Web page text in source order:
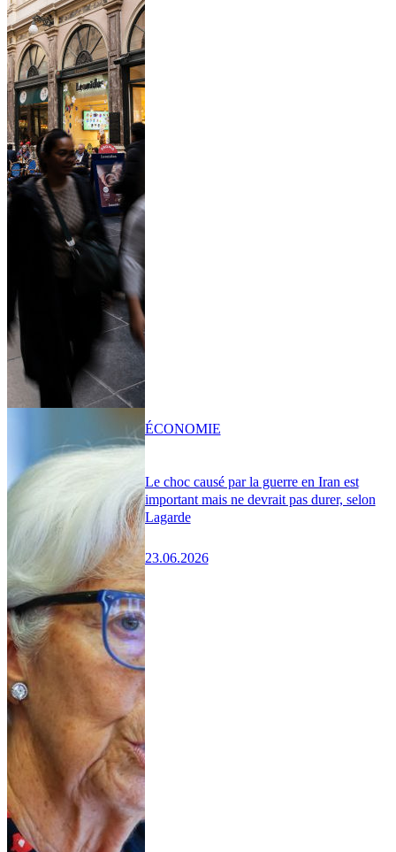
Le choc causé par la guerre en Iran est
important mais ne devrait pas durer, selon
Lagarde
23.06.2026
ÉCONOMIE